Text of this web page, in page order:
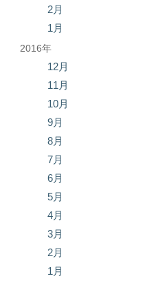
2月
1月
2016年
12月
11月
10月
9月
8月
7月
6月
5月
4月
3月
2月
1月